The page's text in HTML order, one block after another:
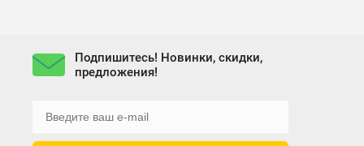
Подпишитесь! Новинки, скидки,
предложения!